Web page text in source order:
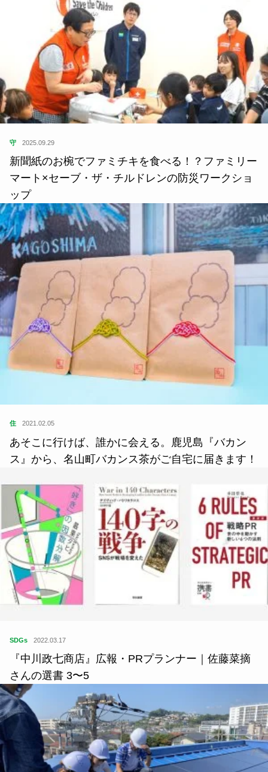
守 2025.09.29
新聞紙のお椀でファミチキを食べる！？ファミリー
マート×セーブ・ザ・チルドレンの防災ワークショ
ップ
住 2021.02.05
あそこに行けば、誰かに会える。鹿児島『バカン
ス』から、名山町バカンス茶がご自宅に届きます！
SDGs 2022.03.17
『中川政七商店』広報・PRプランナー｜佐藤菜摘
さんの選書 3〜5